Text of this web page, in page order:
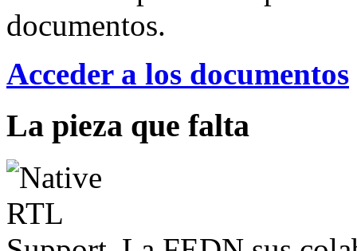
documentos.
Acceder a los documentos
La pieza que falta